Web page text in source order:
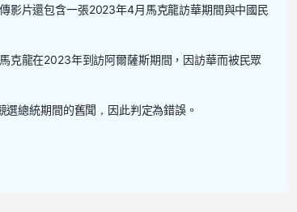
影片還包含一張2023年4月馬克龍訪華期間與中國民
克龍在2023年到訪阿爾薩斯期間 ， 因訪華而被民眾
選總統期間的舊聞 ， 因此判定為錯誤。